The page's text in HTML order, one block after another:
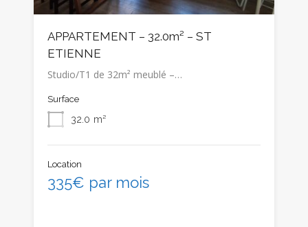
APPARTEMENT – 32.0m² – ST
ETIENNE
Studio/T1 de 32m² meublé –…
Surface
32.0 m²
Location
335€ par mois